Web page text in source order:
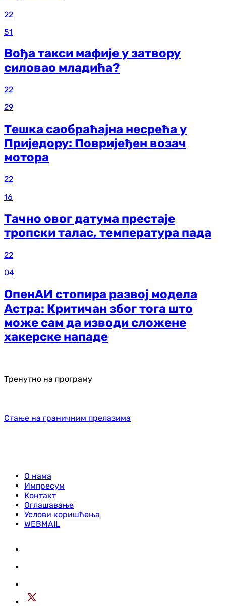
22
51
Вођа такси мафије у затвору
силовао младића?
22
29
Тешка саобраћајна несрећа у
Приједору: Повријеђен возач
мотора
22
16
Тачно овог датума престаје
тропски талас, температура пада
22
04
ОпенАИ стопира развој модела
Астра: Критичан због тога што
може сам да изводи сложене
хакерске нападе
Тренутно на програму
Стање на граничним прелазима
О нама
Импресум
Контакт
Оглашавање
Услови коришћења
WEBMAIL